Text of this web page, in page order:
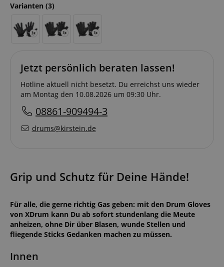
Varianten (3)
Jetzt persönlich beraten lassen!
Hotline aktuell nicht besetzt. Du erreichst uns wieder
am Montag den 10.08.2026 um 09:30 Uhr.
08861-909494-3
drums@kirstein.de
Grip und Schutz für Deine Hände!
Für alle, die gerne richtig Gas geben: mit den Drum Gloves
von XDrum kann Du ab sofort stundenlang die Meute
anheizen, ohne Dir über Blasen, wunde Stellen und
fliegende Sticks Gedanken machen zu müssen.
Innen